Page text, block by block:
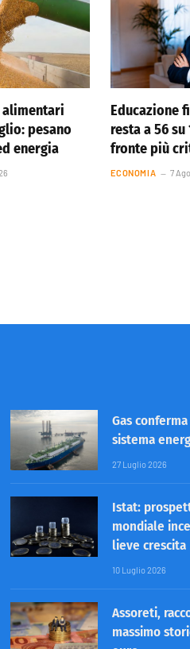
alimentari
pesano
energia
Educazione
resta a 56
fronte più
ECONOMIA 7
Gas
sistema
27 Luglio 2026
Istat:
mondiale
lieve crescita
10 Luglio 2026
Assoreti,
massimo